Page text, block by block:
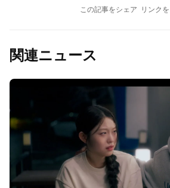
この記事をシェア リンク
関連ニュース